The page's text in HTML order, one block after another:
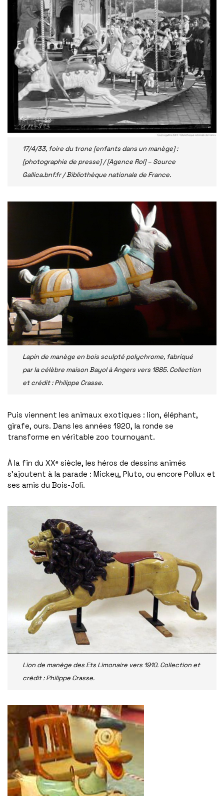
17/4/33, foire du trone [enfants dans un manège] :
[photographie de presse] / [Agence Rol] – Source
Gallica.bnf.fr / Bibliothèque nationale de France.
Lapin de manège en bois sculpté polychrome, fabriqué
par la célèbre maison Bayol à Angers vers 1885. Collection
et crédit : Philippe Crasse.
Puis viennent les animaux exotiques : lion, éléphant,
girafe, ours. Dans les années 1920, la ronde se
transforme en véritable zoo tournoyant.
À la fin du XXᵉ siècle, les héros de dessins animés
s’ajoutent à la parade : Mickey, Pluto, ou encore Pollux et
ses amis du Bois-Joli.
Lion de manège des Ets Limonaire vers 1910. Collection et
crédit : Philippe Crasse.